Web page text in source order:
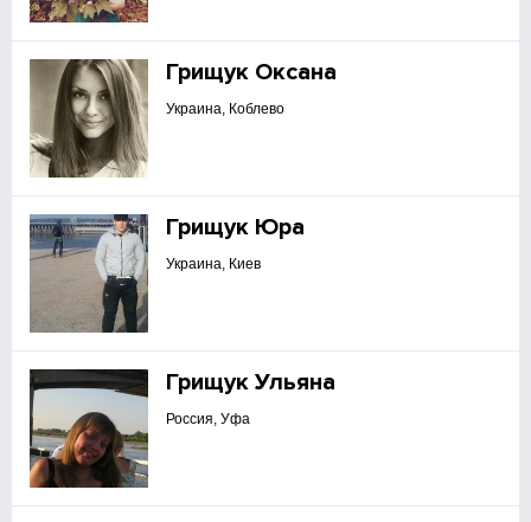
Грищук Оксана
Украина, Коблево
Грищук Юра
Украина, Киев
Грищук Ульяна
Россия, Уфа